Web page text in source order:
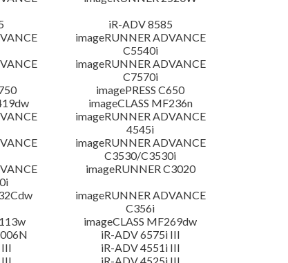
iR-ADV 8585
imageRUNNER ADVANCE
C5540i
imageRUNNER ADVANCE
C7570i
imagePRESS C650
imageCLASS MF236n
imageRUNNER ADVANCE
4545i
imageRUNNER ADVANCE
C3530/C3530i
imageRUNNER C3020
imageRUNNER ADVANCE
C356i
imageCLASS MF269dw
iR-ADV 6575i III
iR-ADV 4551i III